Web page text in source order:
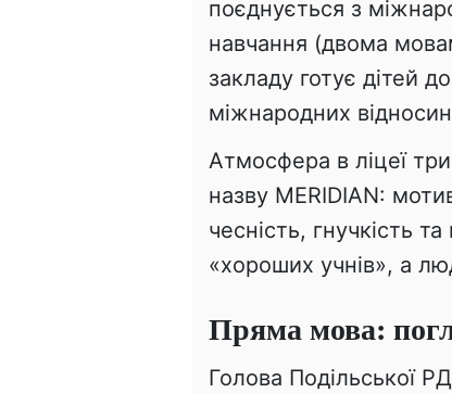
поєднується з
навчання (двома
закладу готує дітей
міжнародних
Атмосфера в ліцеї
назву MERIDIAN:
чесність, гнучкість
«хороших учнів», а
Пряма мова:
Голова Подільської